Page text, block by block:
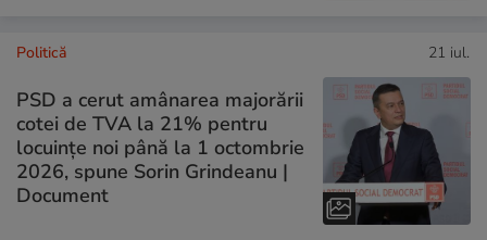
Politică 21 iul.
PSD a cerut amânarea majorării
cotei de TVA la 21% pentru
locuințe noi până la 1 octombrie
2026, spune Sorin Grindeanu |
Document